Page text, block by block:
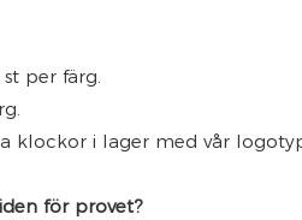
per färg.
klockor i lager med vår
för provet?